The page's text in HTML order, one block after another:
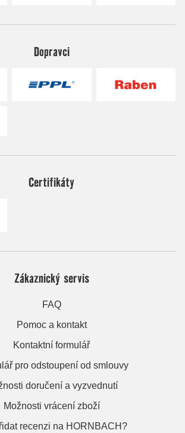
Dopravci
Certifikáty
Zákaznický servis
FAQ
Pomoc a kontakt
Kontaktní formulář
pro odstoupení od smlouvy
doručení a vyzvednutí
Možnosti vrácení zboží
recenzi na HORNBACH?